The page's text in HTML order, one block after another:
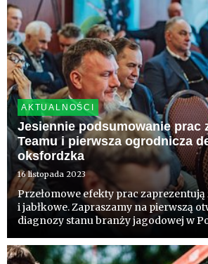
AKTUALNOŚCI
Jesiennie podsumowanie prac
Teamu i pierwsza ogrodnicza
oksfordzka
16 listopada 2023
Przełomowe efekty prac zaprezentują
i jabłkowe. Zapraszamy na pierwszą
diagnozy stanu branży jagodowej w
Współpraca sadowników przy
zbiorów jabł...